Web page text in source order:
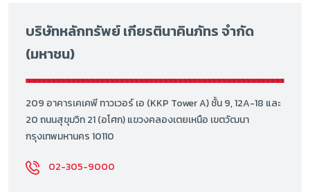
บริษัทหลักทรัพย์ เกียรตินาคินภัทร จำกัด
(มหาชน)
209 อาคารเคเคพี ทาวเวอร์ เอ (KKP Tower A) ชั้น 9, 12A-18 และ
20 ถนนสุขุมวิท 21 (อโศก) แขวงคลองเตยเหนือ เขตวัฒนา
กรุงเทพมหานคร 10110
02-305-9000